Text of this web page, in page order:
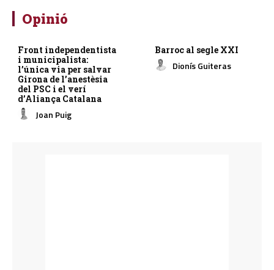
Opinió
Front independentista
i municipalista:
l’única via per salvar
Girona de l’anestèsia
del PSC i el verí
d’Aliança Catalana
Joan Puig
Barroc al segle XXI
Dionís Guiteras